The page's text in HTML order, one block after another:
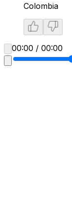
Colombia
00:00 / 00:00